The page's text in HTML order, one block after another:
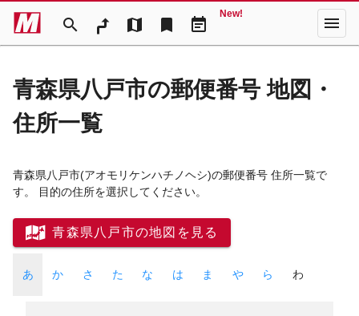
search map bookmark event_note
New! menu
青森県八戸市の郵便番号 地図・
住所一覧
青森県八戸市(アオモリケンハチノヘシ)の郵便番号 住所一覧で
す。 目的の住所を選択してください。
青森県八戸市の地図を見る
あ か さ た な は ま や ら わ